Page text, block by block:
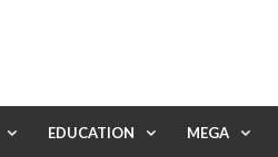
EDUCATION MEGA